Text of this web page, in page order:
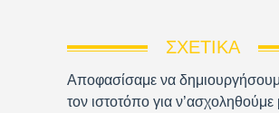
ΣΧΕΤΙΚΆ
Αποφασίσαμε να
τον ιστοτόπο για ν’ασχοληθούμε